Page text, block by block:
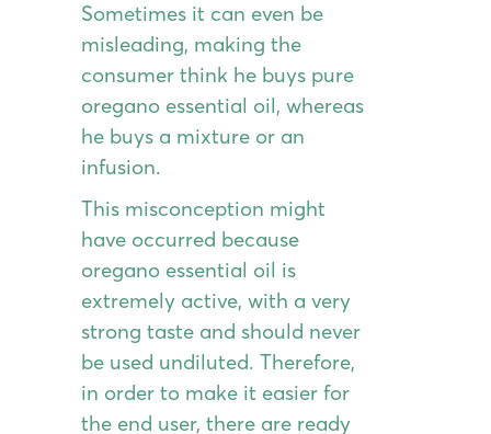
Sometimes it can even be
misleading, making the
consumer think he buys pure
oregano essential oil, whereas
he buys a mixture or an
infusion.
This misconception might
have occurred because
oregano essential oil is
extremely active, with a very
strong taste and should never
be used undiluted. Therefore,
in order to make it easier for
the end user, there are ready